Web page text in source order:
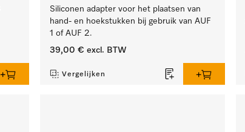
Siliconen adapter voor het plaatsen van
hand- en hoekstukken bij gebruik van AUF
1 of AUF 2.
39,00 € excl. BTW
Vergelijken